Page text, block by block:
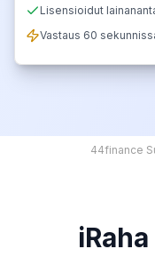
Lisensioidut
Vastaus 60
44finance